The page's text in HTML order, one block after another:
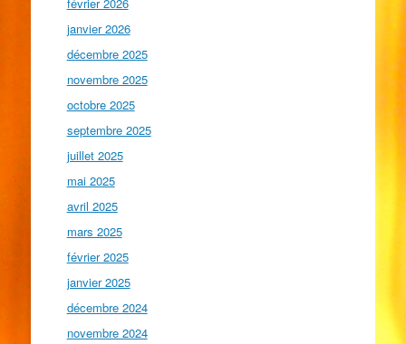
janvier 2026
décembre 2025
novembre 2025
octobre 2025
septembre 2025
juillet 2025
mai 2025
avril 2025
mars 2025
février 2025
janvier 2025
décembre 2024
novembre 2024